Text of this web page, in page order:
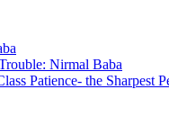
Nirmal Baba
Patience- the Sharpest